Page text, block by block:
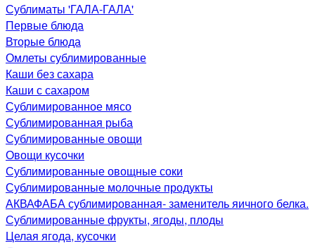
Сублиматы 'ГАЛА-ГАЛА'
Первые блюда
Вторые блюда
Омлеты сублимированные
Каши без сахара
Каши с сахаром
Сублимированное мясо
Сублимированная рыба
Сублимированные овощи
Овощи кусочки
Сублимированные овощные соки
Сублимированные молочные продукты
АКВАФАБА сублимированная- заменитель яичного белка.
Сублимированные фрукты, ягоды, плоды
Целая ягода, кусочки